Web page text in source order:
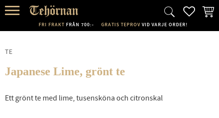
FRI FRAKT FRÅN 700:- GRATIS TEPROV VID VARJE ORDER!
TE
Japanese Lime, grönt te
Ett grönt te med lime, tusensköna och citronskal